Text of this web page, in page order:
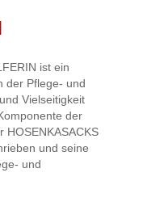
ist ein
der Pflege- und
Vielseitigkeit
der
HOSENKASACKS
und seine
und